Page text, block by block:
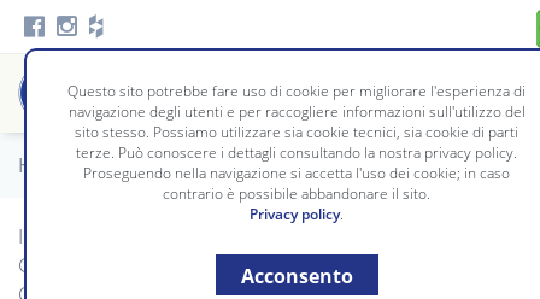
Home / Chi siamo
Il negozio nasce nel 1953 quando il suo fondatore,
Giovanni Bosio, decise di spostarsi da Savigliano a
Questo sito potrebbe fare uso di cookie per migliorare l'esperienza di
navigazione degli utenti e per raccogliere informazioni sull'utilizzo del
sito stesso. Possiamo utilizzare sia cookie tecnici, sia cookie di parti
terze. Può conoscere i dettagli consultando la nostra privacy policy.
Proseguendo nella navigazione si accetta l'uso dei cookie; in caso
contrario è possibile abbandonare il sito.
Privacy policy.
Acconsento